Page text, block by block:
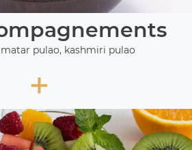
pulao, kashmiri pulao
+